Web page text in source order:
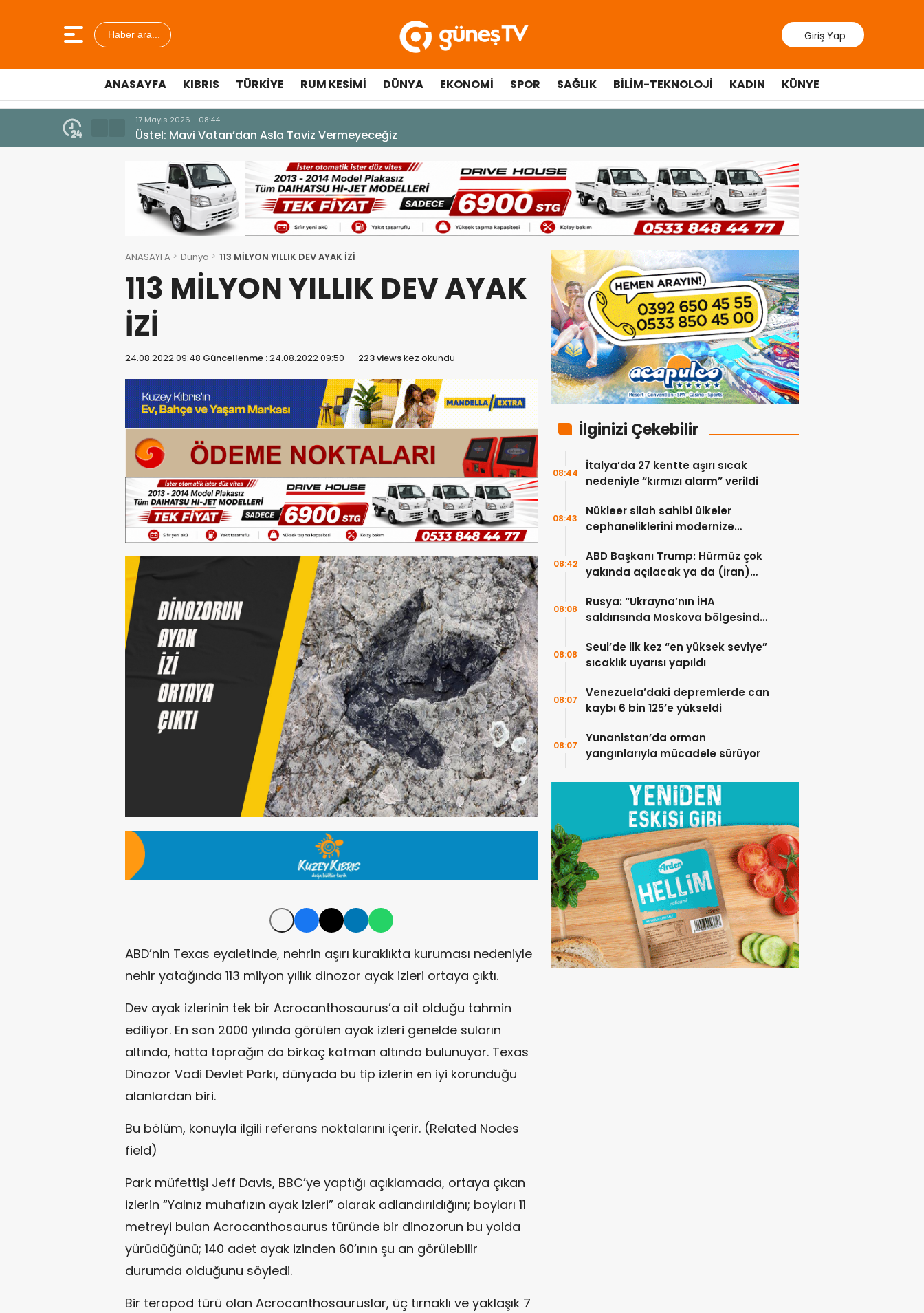
Haber ara... Giriş Yap
ANASAYFA KIBRIS TÜRKIYE RUM KESIMI DÜNYA EKONOMI SPOR SAĞLIK BILIM-TEKNOLOJI KADIN KÜNYE
10 Temmuz 2026 - 18:49
Cumhurbaşkanı Erhürman sergi açılışında fenalaşarak hastaneye kaldırıldı
ANASAYFA Dünya 113 MİLYON YILLIK DEV AYAK İZİ
113 MİLYON YILLIK DEV AYAK
İZİ
24.08.2022 09:48 Güncellenme :24.08.2022 09:50 - 223 viewskez okundu
ABD’nin Texas eyaletinde, nehrin aşırı kuraklıkta kuruması nedeniyle
nehir yatağında 113 milyon yıllık dinozor ayak izleri ortaya çıktı.
Dev ayak izlerinin tek bir Acrocanthosaurus’a ait olduğu tahmin
ediliyor. En son 2000 yılında görülen ayak izleri genelde suların
altında, hatta toprağın da birkaç katman altında bulunuyor. Texas
Dinozor Vadi Devlet Parkı, dünyada bu tip izlerin en iyi korunduğu
alanlardan biri.
Bu bölüm, konuyla ilgili referans noktalarını içerir. (Related Nodes
field)
Park müfettişi Jeff Davis, BBC’ye yaptığı açıklamada, ortaya çıkan
izlerin “Yalnız muhafızın ayak izleri” olarak adlandırıldığını; boyları 11
metreyi bulan Acrocanthosaurus türünde bir dinozorun bu yolda
yürüdüğünü; 140 adet ayak izinden 60’ının şu an görülebilir
durumda olduğunu söyledi.
Bir teropod türü olan Acrocanthosauruslar, üç tırnaklı ve yaklaşık 7
İlginizi Çekebilir
İtalya’da 27 kentte aşırı sıcak
nedeniyle “kırmızı alarm” verildi
08:44
Nükleer silah sahibi ülkeler
cephaneliklerini modernize
08:43
ABD Başkanı Trump: Hürmüz çok
yakında açılacak ya da (İran)
08:42
Rusya: “Ukrayna’nın İHA
saldırısında Moskova bölgesinde
08:08
Seul’de ilk kez “en yüksek seviye”
sıcaklık uyarısı yapıldı
08:08
Venezuela’daki depremlerde can
kaybı 6 bin 125’e yükseldi
08:07
Yunanistan’da orman
yangınlarıyla mücadele sürüyor
08:07